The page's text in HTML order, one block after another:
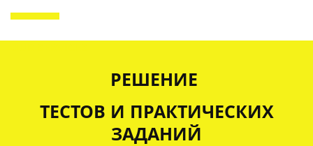
РЕШЕНИЕ
ТЕСТОВ И ПРАКТИЧЕСКИХ
ЗАДАНИЙ